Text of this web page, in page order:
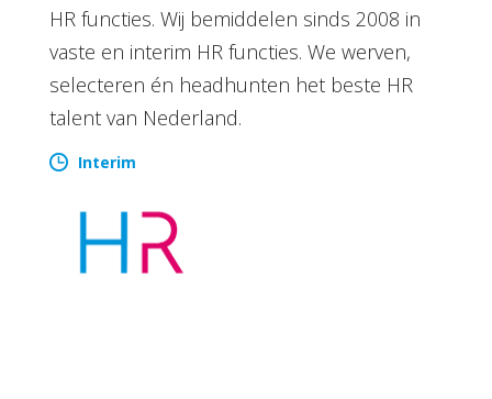
HR functies. Wij bemiddelen sinds 2008 in
vaste en interim HR functies. We werven,
selecteren én headhunten het beste HR
talent van Nederland.
Interim